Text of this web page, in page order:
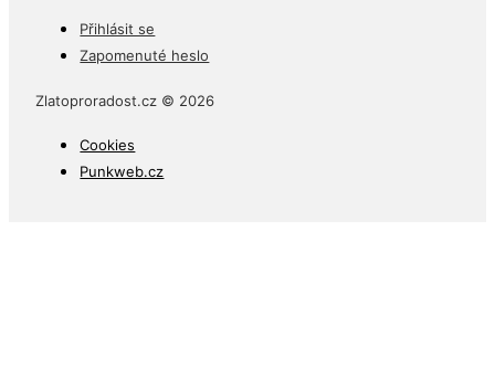
Přihlásit se
Zapomenuté heslo
Zlatoproradost.cz © 2026
Cookies
Punkweb.cz